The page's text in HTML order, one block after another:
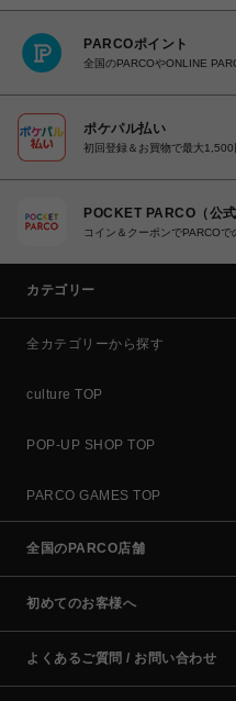
PARCOポイント
全国のPARCOやONLINE
ポケパル払い
初回登録＆お買物で最大
POCKET PARCO（公式
コイン＆クーポンでPARCO
カテゴリー
全カテゴリーから探す
culture TOP
POP-UP SHOP TOP
PARCO GAMES TOP
全国のPARCO店舗
初めてのお客様へ
よくあるご質問 / お問い合わせ